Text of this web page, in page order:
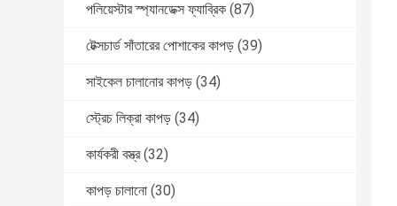
পলিয়েস্টার স্প্যানডেক্স ফ্যাব্রিক (87)
টেক্সচার্ড সাঁতারের পোশাকের কাপড় (39)
সাইকেল চালানোর কাপড় (34)
স্ট্রেচ লিক্রা কাপড় (34)
কার্যকরী বস্ত্র (32)
কাপড় চালানো (30)